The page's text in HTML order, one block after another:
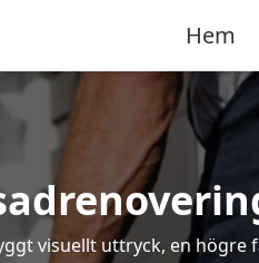
Hem
visuellt uttryck, en